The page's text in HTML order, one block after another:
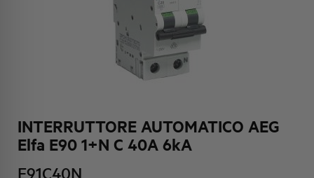
INTERRUTTORE AUTOMATICO AEG
Elfa E90 1+N C 40A 6kA
E91C40N
ATTIVITÀ E MERCATI